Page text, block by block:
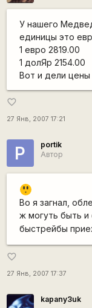
У нашего
единицы это
1 евро 2819.00
1 долЯр 2154.00
Вот и дели цены
favorite_border
27 Янв, 2007 17:21
P
portik
Автор
:o
Во я загнал,
ж могуть быть и
быстрейбы
favorite_border
27 Янв, 2007 17:37
kapanу3uk